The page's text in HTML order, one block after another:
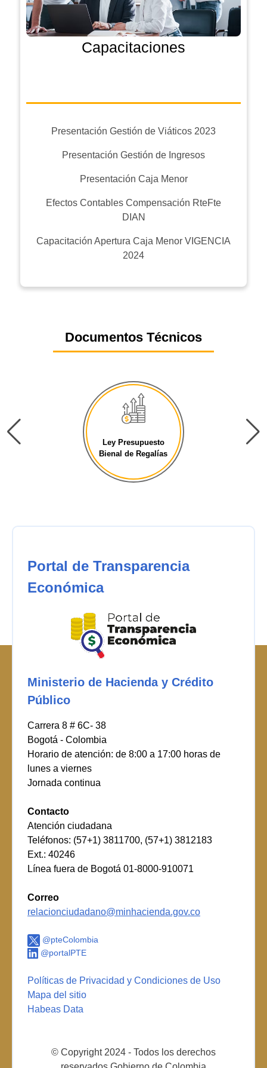
Capacitaciones
Presentación Gestión de Viáticos 2023
Presentación Gestión de Ingresos
Presentación Caja Menor
Efectos Contables Compensación RteFte
DIAN
Capacitación Apertura Caja Menor VIGENCIA
2024
Documentos Técnicos
Ley Presupuesto
Bienal de Regalías
Portal de Transparencia
Económica
Ministerio de Hacienda y Crédito
Público
Carrera 8 # 6C- 38
Bogotá - Colombia
Horario de atención: de 8:00 a 17:00 horas de
lunes a viernes
Jornada continua
Contacto
Atención ciudadana
Teléfonos: (57+1) 3811700, (57+1) 3812183
Ext.: 40246
Línea fuera de Bogotá 01-8000-910071
Correo
relacionciudadano@minhacienda.gov.co
@pteColombia
@portalPTE
Políticas de Privacidad y Condiciones de Uso
Mapa del sitio
Habeas Data
© Copyright 2024 - Todos los derechos